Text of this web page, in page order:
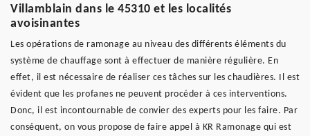
Villamblain dans le 45310 et les localités
avoisinantes
Les opérations de ramonage au niveau des différents éléments du
système de chauffage sont à effectuer de manière régulière. En
effet, il est nécessaire de réaliser ces tâches sur les chaudières. Il est
évident que les profanes ne peuvent procéder à ces interventions.
Donc, il est incontournable de convier des experts pour les faire. Par
conséquent, on vous propose de faire appel à KR Ramonage qui est